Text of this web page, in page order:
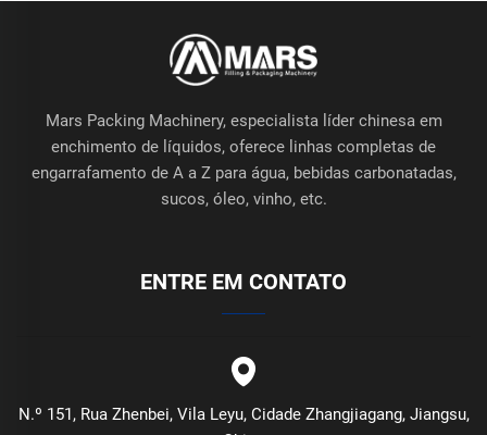
Mars Packing Machinery, especialista líder chinesa em
enchimento de líquidos, oferece linhas completas de
engarrafamento de A a Z para água, bebidas carbonatadas,
sucos, óleo, vinho, etc.
ENTRE EM CONTATO
N.º 151, Rua Zhenbei, Vila Leyu, Cidade Zhangjiagang, Jiangsu,